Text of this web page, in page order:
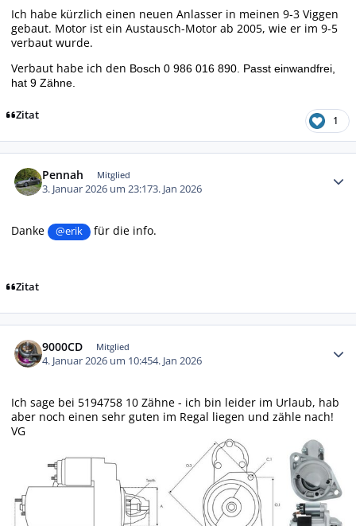
Ich habe kürzlich einen neuen Anlasser in meinen 9-3 Viggen
gebaut. Motor ist ein Austausch-Motor ab 2005, wie er im 9-5
verbaut wurde.
Verbaut habe ich den Bosch 0 986 016 890. Passt einwandfrei,
hat 9 Zähne.
Zitat 1
Pennah Mitglied
3. Januar 2026 um 23:173. Jan 2026
Danke @erik für die info.
Zitat
9000CD Mitglied
4. Januar 2026 um 10:454. Jan 2026
Ich sage bei 5194758 10 Zähne - ich bin leider im Urlaub, hab
aber noch einen sehr guten im Regal liegen und zähle nach!
VG